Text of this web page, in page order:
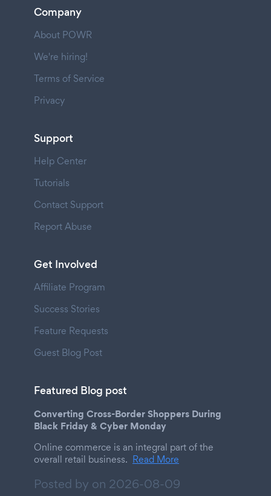
Company
About POWR
We're hiring!
Terms of Service
Privacy
Support
Help Center
Tutorials
Contact Support
Report Abuse
Get Involved
Affiliate Program
Success Stories
Feature Requests
Guest Blog Post
Featured Blog post
Converting Cross-Border Shoppers During
Black Friday & Cyber Monday
Online commerce is an integral part of the
overall retail business. Read More
Posted by on 2026-08-09